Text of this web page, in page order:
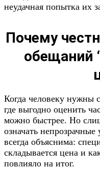
неудачная попытка их
Почему
обещаний
Когда человеку нужны
где выгодно оценить
можно быстрее. Но
означать
всегда объяснима:
складывается цена и
повлияло на итог.